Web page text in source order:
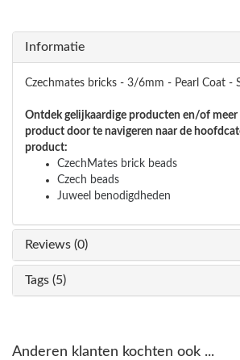
Informatie
Czechmates bricks - 3/6mm - Pearl Coat -
Ontdek gelijkaardige producten en/of
product door te navigeren naar de
product:
CzechMates brick beads
Czech beads
Juweel benodigdheden
Reviews (0)
Tags (5)
Anderen klanten kochten ook ...